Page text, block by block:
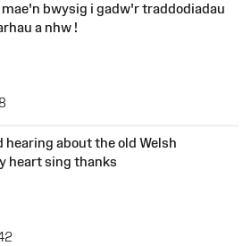
bwysig i gadw'r traddodiadau
a nhw !
hearing about the old Welsh
heart sing thanks